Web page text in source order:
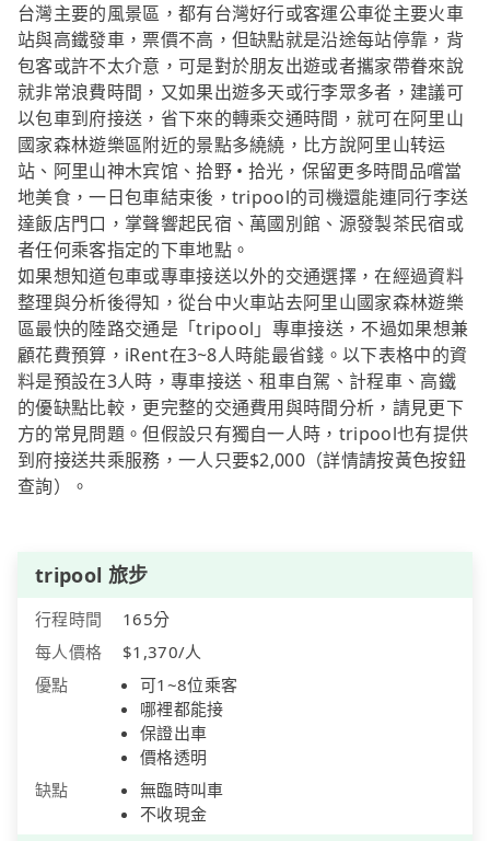
台灣主要的風景區，都有台灣好行或客運公車從主要火車
站與高鐵發車，票價不高，但缺點就是沿途每站停靠，背
包客或許不太介意，可是對於朋友出遊或者攜家帶眷來說
就非常浪費時間，又如果出遊多天或行李眾多者，建議可
以包車到府接送，省下來的轉乘交通時間，就可在阿里山
國家森林遊樂區附近的景點多繞繞，比方說阿里山转运
站、阿里山神木宾馆、拾野 • 拾光，保留更多時間品嚐當
地美食，一日包車結束後，tripool的司機還能連同行李送
達飯店門口，掌聲響起民宿、萬國別館、源發製茶民宿或
者任何乘客指定的下車地點。
如果想知道包車或專車接送以外的交通選擇，在經過資料
整理與分析後得知，從台中火車站去阿里山國家森林遊樂
區最快的陸路交通是「tripool」專車接送，不過如果想兼
顧花費預算，iRent在3~8人時能最省錢。以下表格中的資
料是預設在3人時，專車接送、租車自駕、計程車、高鐵
的優缺點比較，更完整的交通費用與時間分析，請見更下
方的常見問題。但假設只有獨自一人時，tripool也有提供
到府接送共乘服務，一人只要$2,000（詳情請按黃色按鈕
查詢）。
tripool 旅步
行程時間
165分
每人價格
$1,370/人
優點
可1~8位乘客
哪裡都能接
保證出車
價格透明
缺點
無臨時叫車
不收現金